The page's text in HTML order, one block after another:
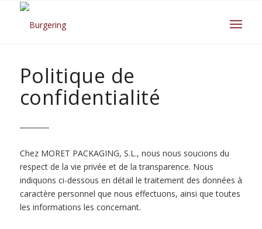
Politique de
confidentialité
Chez MORET PACKAGING, S.L., nous nous soucions du
respect de la vie privée et de la transparence. Nous
indiquons ci-dessous en détail le traitement des données à
caractère personnel que nous effectuons, ainsi que toutes
les informations les concernant.